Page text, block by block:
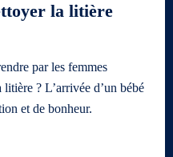
la litière
par les femmes
? L’arrivée d’un bébé
et de bonheur.